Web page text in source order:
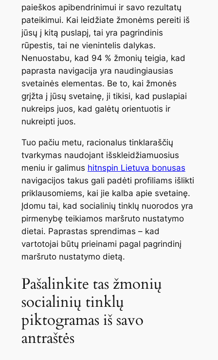
paieškos apibendrinimui ir savo rezultatų
pateikimui. Kai leidžiate žmonėms pereiti iš
jūsų į kitą puslapį, tai yra pagrindinis
rūpestis, tai ne vienintelis dalykas.
Nenuostabu, kad 94 % žmonių teigia, kad
paprasta navigacija yra naudingiausias
svetainės elementas. Be to, kai žmonės
grįžta į jūsų svetainę, ji tikisi, kad puslapiai
nukreips juos, kad galėtų orientuotis ir
nukreipti juos.
Tuo pačiu metu, racionalus tinklaraščių
tvarkymas naudojant išskleidžiamuosius
meniu ir galimus hitnspin Lietuva bonusas
navigacijos takus gali padėti profiliams išlikti
priklausomiems, kai jie kalba apie svetainę.
Įdomu tai, kad socialinių tinklų nuorodos yra
pirmenybę teikiamos maršruto nustatymo
dietai. Paprastas sprendimas – kad
vartotojai būtų prieinami pagal pagrindinį
maršruto nustatymo dietą.
Pašalinkite tas žmonių
socialinių tinklų
piktogramas iš savo
antraštės